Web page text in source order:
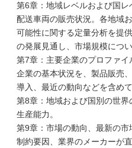
第6章：地域レベルおよび国
配送車両の販売状況。各地域
可能性に関する定量分析を提
の発展見通し、市場規模につ
第7章：主要企業のプロファ
企業の基本状況を、製品販売
導入、最近の動向などを含め
第8章：地域および国別の世
生産能力。
第9章：市場の動向、最新の
制約要因、業界のメーカーが